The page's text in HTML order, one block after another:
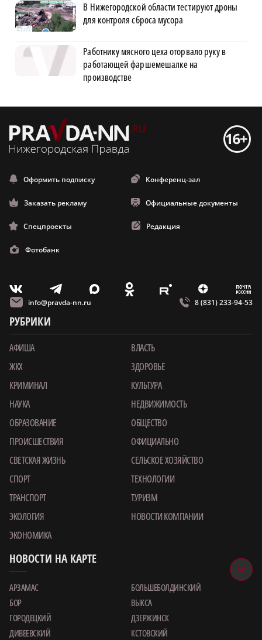
В Нижегородской области тестируют дроны
для контроля сброса мусора
Работнику мясного цеха оторвало руку в
работающей фаршемешалке на
производстве
Оформить подписку Конференц-зал
Заказать рекламу Официальные документы
Спецпроекты Редакция
Фотобанк
V T X O E Z m
info@pravda-nn.ru 8 (831) 233-94-53
РУБРИКИ
АФИША
ВЛАСТЬ
ЖКХ
ЗДОРОВЬЕ
КРИМИНАЛ
КУЛЬТУРА
НАУКА
НЕДВИЖИМОСТЬ
ОБРАЗОВАНИЕ
ОБЩЕСТВО
ПРОИСШЕСТВИЯ
ОФИЦИАЛЬНО
СВЕТСКАЯ ЖИЗНЬ
СЕЛЬСКОЕ ХОЗЯЙСТВО
СПОРТ
ТЕХНОЛОГИИ
ТРАНСПОРТ
ТУРИЗМ
ЭКОЛОГИЯ
НОВОСТИ КОМПАНИИ
ЭКОНОМИКА
НОВОСТИ НА КАРТЕ
АРЗАМАС
БОЛЬШЕБОЛДИНСКИЙ
БОР
ВЫКСА
ГОРОДЕЦКИЙ
ДЗЕРЖИНСК
ДИВЕЕВСКИЙ
КСТОВСКИЙ